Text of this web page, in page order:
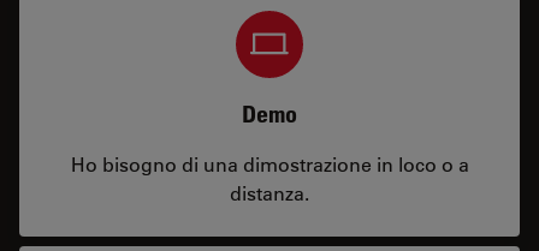
Demo
Ho bisogno di una dimostrazione in loco o a
distanza.